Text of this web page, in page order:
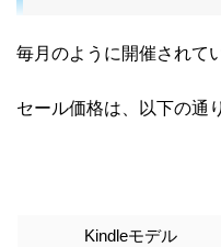
毎月のように開催されて
セール価格は、以下の通
Kindleモデル